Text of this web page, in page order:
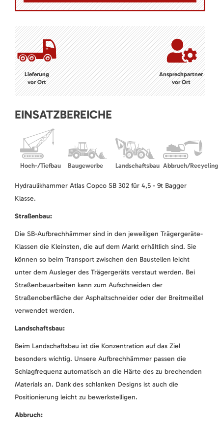
Lieferung
vor Ort
Ansprechpartner
vor Ort
EINSATZBEREICHE
Hoch-/Tiefbau Baugewerbe Landschaftsbau Abbruch/Recycling
Hydraulikhammer Atlas Copco SB 302 für 4,5 - 9t Bagger
Klasse.
Straßenbau:
Die SB-Aufbrechhämmer sind in den jeweiligen Trägergeräte-
Klassen die Kleinsten, die auf dem Markt erhältlich sind. Sie
können so beim Transport zwischen den Baustellen leicht
unter dem Ausleger des Trägergeräts verstaut werden. Bei
Straßenbauarbeiten kann zum Aufschneiden der
Straßenoberfläche der Asphaltschneider oder der Breitmeißel
verwendet werden.
Landschaftsbau:
Beim Landschaftsbau ist die Konzentration auf das Ziel
besonders wichtig. Unsere Aufbrechhämmer passen die
Schlagfrequenz automatisch an die Härte des zu brechenden
Materials an. Dank des schlanken Designs ist auch die
Positionierung leicht zu bewerkstelligen.
Abbruch: